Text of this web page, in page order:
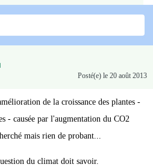
Posté(e) le 20 août 2013
de la croissance des plantes -
- causée par l'augmentation du CO2
mais rien de probant...
du climat doit savoir.